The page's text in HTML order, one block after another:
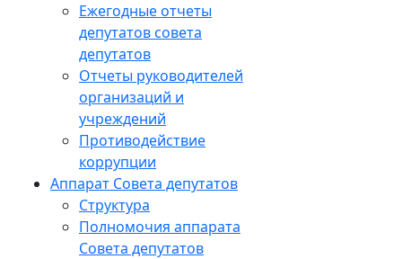
Ежегодные отчеты
депутатов совета
депутатов
Отчеты руководителей
организаций и
учреждений
Противодействие
коррупции
Аппарат Совета депутатов
Структура
Полномочия аппарата
Совета депутатов